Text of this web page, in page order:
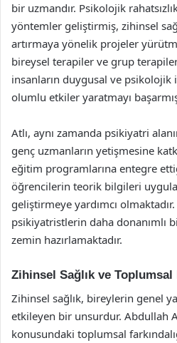
bir uzmandır. Psikolojik
yöntemler geliştirmiş, zihinsel
artırmaya yönelik projeler
bireysel terapiler ve grup
insanların duygusal ve
olumlu etkiler yaratmayı
Atlı, aynı zamanda psikiyatri
genç uzmanların yetişmesine
eğitim programlarına entegre
öğrencilerin teorik bilgileri
geliştirmeye yardımcı
psikiyatristlerin daha donanımlı
zemin hazırlamaktadır.
Zihinsel Sağlık ve Toplumsal
Zihinsel sağlık, bireylerin genel
etkileyen bir unsurdur. Abdullah
konusundaki toplumsal